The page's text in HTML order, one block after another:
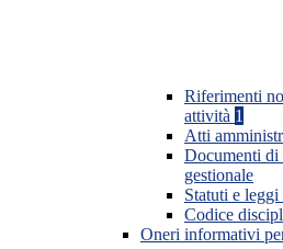
Riferimenti
attività 1
Atti
Documenti di
gestionale
Statuti e
Codice
Oneri informativi